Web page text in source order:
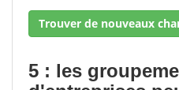
Trouver de nouveaux
5 : les